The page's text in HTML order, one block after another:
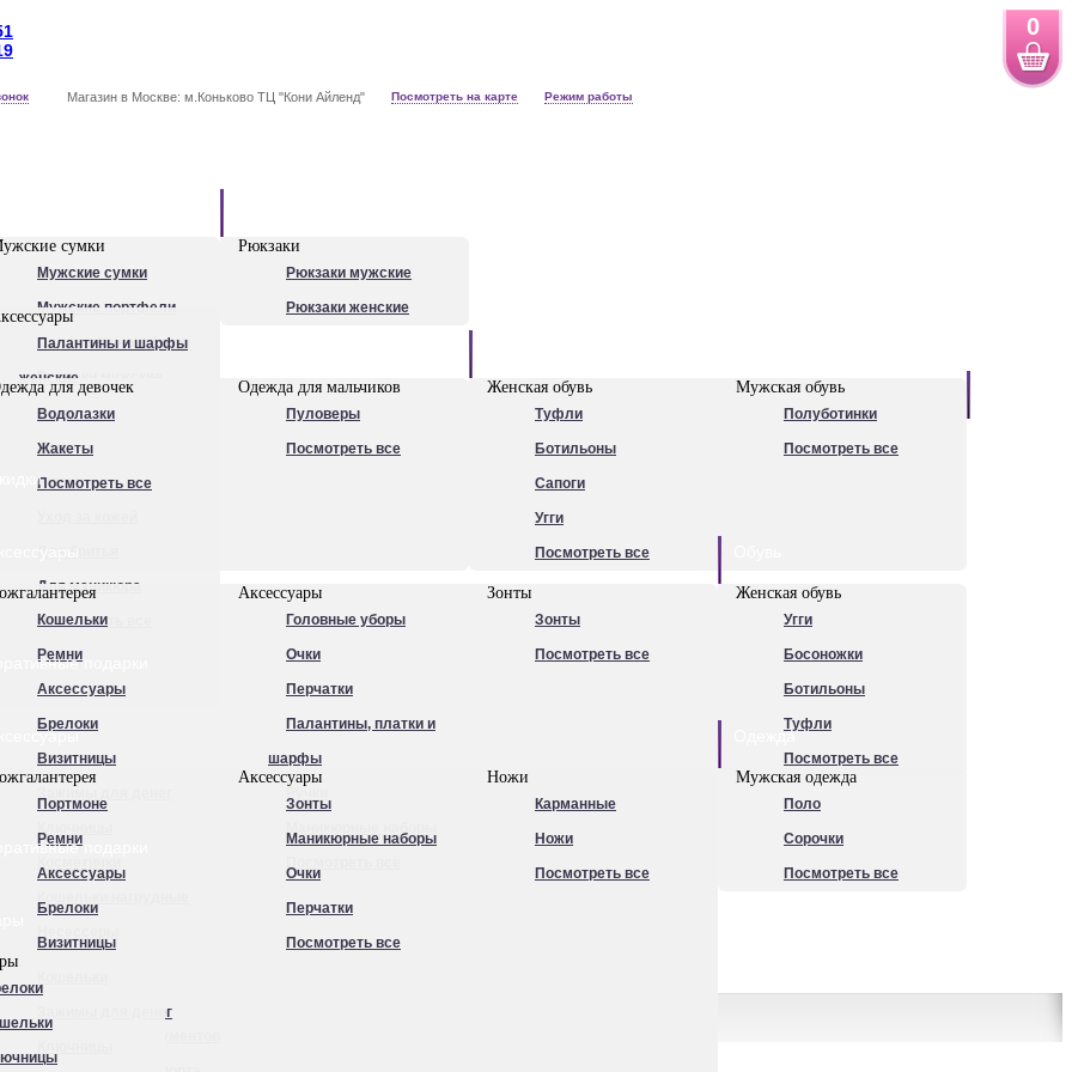
0
Магазин в Москве: м.Коньково ТЦ "Кони Айленд" Посмотреть на карте Режим работы
сумки
Мужские сумки
Мужские портфели
Сумки для ноутбуков
Рюкзаки мужские
Посмотреть все
Рюкзаки
Рюкзаки мужские
Рюкзаки женские
Палантины и шарфы
женские
Очки
Ножи
Ручки
Для маникюра
Посмотреть все
для девочек
Водолазки
Жакеты
Посмотреть все
Одежда для мальчиков
Пуловеры
Посмотреть все
Женская обувь
Туфли
Ботильоны
Сапоги
Угги
Посмотреть все
Мужская обувь
Полуботинки
Посмотреть все
Кошельки
Ремни
Аксессуары
Брелоки
Визитницы
Аксессуары
Головные уборы
Очки
Перчатки
Палантины, платки и
шарфы
Зонты
Зонты
Посмотреть все
Женская обувь
Угги
Босоножки
Ботильоны
Туфли
Посмотреть все
подарки
Портмоне
Ремни
Аксессуары
Брелоки
Визитницы
Зажимы для денег
Аксессуары
Зонты
Маникюрные наборы
Очки
Перчатки
Посмотреть все
Ножи
Карманные
Ножи
Посмотреть все
Одежда
Мужская одежда
Поло
Сорочки
Посмотреть все
подарки